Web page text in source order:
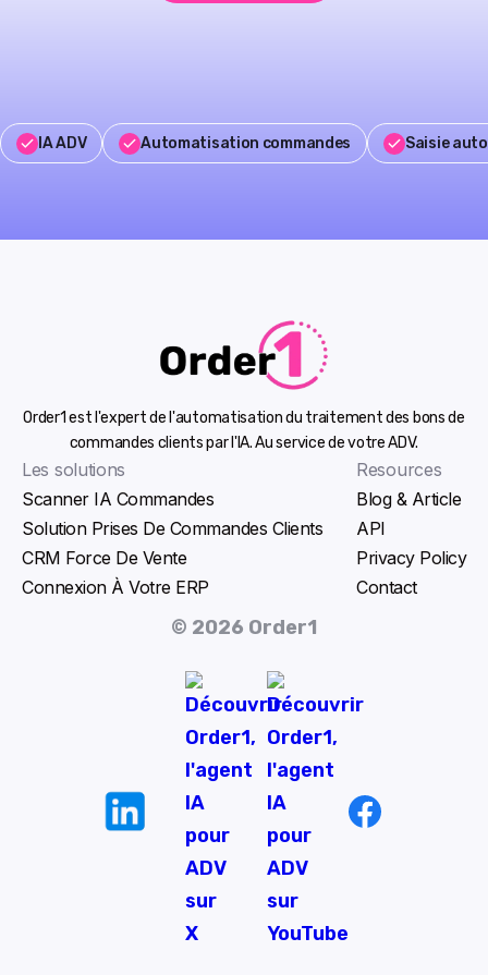
IA ADV Automatisation commandes Saisie
Order1 est l'expert de l'automatisation du traitement des bons de
commandes clients par l'IA. Au service de votre ADV.
Les solutions
Scanner IA Commandes
Solution Prises De Commandes Clients
CRM Force De Vente
Connexion À Votre ERP
Resources
Blog & Article
API
Privacy Policy
Contact
© 2026 Order1